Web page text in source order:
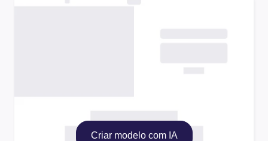
Criar modelo com IA